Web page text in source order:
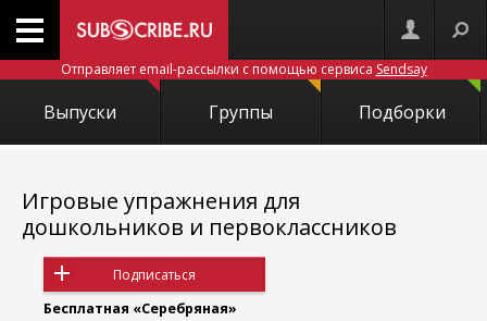
Отправляет email-рассылки с помощью сервиса Sendsay
Выпуски Группы Подборки
Игровые упражнения для
дошкольников и первоклассников
Подписаться
Бесплатная «Серебряная»